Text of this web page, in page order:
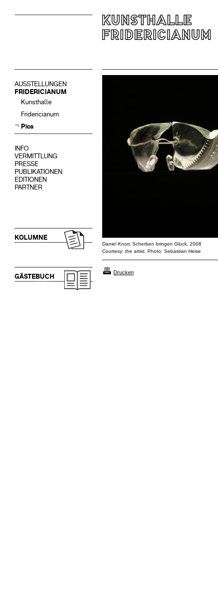
AUSSTELLUNGEN
FRIDERICIANUM
Kunsthalle
Fridericianum
Pics
INFO
VERMITTLUNG
PRESSE
PUBLIKATIONEN
EDITIONEN
PARTNER
KOLUMNE
GÄSTEBUCH
Daniel Knorr, Scherben bringen Glück, 2008
Courtesy: the artist. Photo: Sebastian Heise
Drucken